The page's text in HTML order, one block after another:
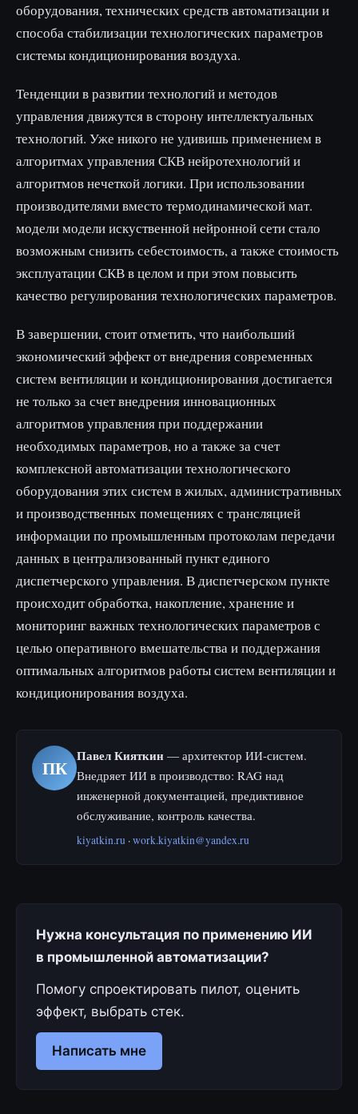
оборудования, технических средств автоматизации и
способа стабилизации технологических параметров
системы кондиционирования воздуха.
Тенденции в развитии технологий и методов
управления движутся в сторону интеллектуальных
технологий. Уже никого не удивишь применением в
алгоритмах управления СКВ нейротехнологий и
алгоритмов нечеткой логики. При использовании
производителями вместо термодинамической мат.
модели модели искуственной нейронной сети стало
возможным снизить себестоимость, а также стоимость
эксплуатации СКВ в целом и при этом повысить
качество регулирования технологических параметров.
В завершении, стоит отметить, что наибольший
экономический эффект от внедрения современных
систем вентиляции и кондиционирования достигается
не только за счет внедрения инновационных
алгоритмов управления при поддержании
необходимых параметров, но а также за счет
комплексной автоматизации технологического
оборудования этих систем в жилых, административных
и производственных помещениях с трансляцией
информации по промышленным протоколам передачи
данных в централизованный пункт единого
диспетчерского управления. В диспетчерском пункте
происходит обработка, накопление, хранение и
мониторинг важных технологических параметров с
целью оперативного вмешательства и поддержания
оптимальных алгоритмов работы систем вентиляции и
кондиционирования воздуха.
ПК
Павел Кияткин — архитектор ИИ-систем.
Внедряет ИИ в производство: RAG над
инженерной документацией, предиктивное
обслуживание, контроль качества.
kiyatkin.ru ·work.kiyatkin@yandex.ru
Нужна консультация по применению ИИ
в промышленной автоматизации?
Помогу спроектировать пилот, оценить
эффект, выбрать стек.
Написать мне